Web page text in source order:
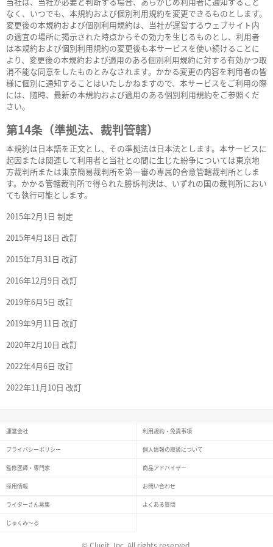
なく、いつでも、本規約および個別利用規約を変更できるものとします。
変更後の本規約および個別利用規約は、当社が運営するウェブサイト内
の適宜の場所に掲示された時点からその効力を生じるものとし、利用者
は本規約および個別利用規約の変更後も本サービスを使い続けることに
より、変更後の本規約および適用のある個別利用規約に対する有効かつ取
消不能な同意をしたものとみなされます。かかる変更の内容を利用者の皆
様に個別に通知することはいたしかねますので、本サービスをご利用の際
には、随時、最新の本規約および適用のある個別利用規約をご参照くだ
さい。
第14条（準拠法、裁判管轄）
本規約は日本語を正文とし、その準拠法は日本法とします。本サービスに
起因または関連して利用者と当社との間に生じた紛争については東京地
方裁判所または東京簡易裁判所を第一審の専属的合意管轄裁判所としま
す。かかる管轄裁判所で得られた勝訴判決は、いずれの国の裁判所におい
ても執行可能とします。
2015年2月1日 制定
2015年4月18日 改訂
2015年7月31日 改訂
2016年12月9日 改訂
2019年6月5日 改訂
2019年9月11日 改訂
2020年2月10日 改訂
2022年4月6日 改訂
2022年11月10日 改訂
運営会社 利用規約・免責事項
プライバシーポリシー 個人情報の取扱について
監修医師・専門家 商品アドバイザー
採用情報 お問い合わせ
ライターさん募集 よくある質問
じゅくみ〜る
© Clueit, Inc. All rights reserved.